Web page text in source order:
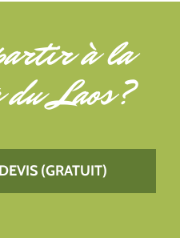
àla
Laos?
(GRATUIT)